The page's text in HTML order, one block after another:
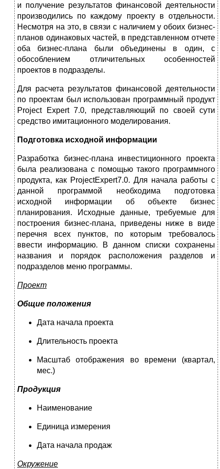
и получение результатов финансовой деятельности
производились по каждому проекту в отдельности.
Несмотря на это, в связи с наличием у обоих бизнес-
планов одинаковых частей, в представленном отчете
оба бизнес-плана были объединены в один, с
обособлением отличительных особенностей
проектов в подразделы.
Для расчета результатов финансовой деятельности
по проектам был использован программный продукт
Project Expert 7.0, представляющий по своей сути
средство имитационного моделирования.
Подготовка исходной информации
Разработка бизнес-плана инвестиционного проекта
была реализована с помощью такого программного
продукта, как ProjectExpert7.0. Для начала работы с
данной программой необходима подготовка
исходной информации об объекте бизнес
планирования. Исходные данные, требуемые для
построения бизнес-плана, приведены ниже в виде
перечня всех пунктов, по которым требовалось
ввести информацию. В данном списки сохранены
названия и порядок расположения разделов и
подразделов меню программы.
Проект
Общие положения
Дата начала проекта
Длительность проекта
Масштаб отображения во времени (квартал,
мес.)
Продукция
Наименование
Единица измерения
Дата начала продаж
Окружение